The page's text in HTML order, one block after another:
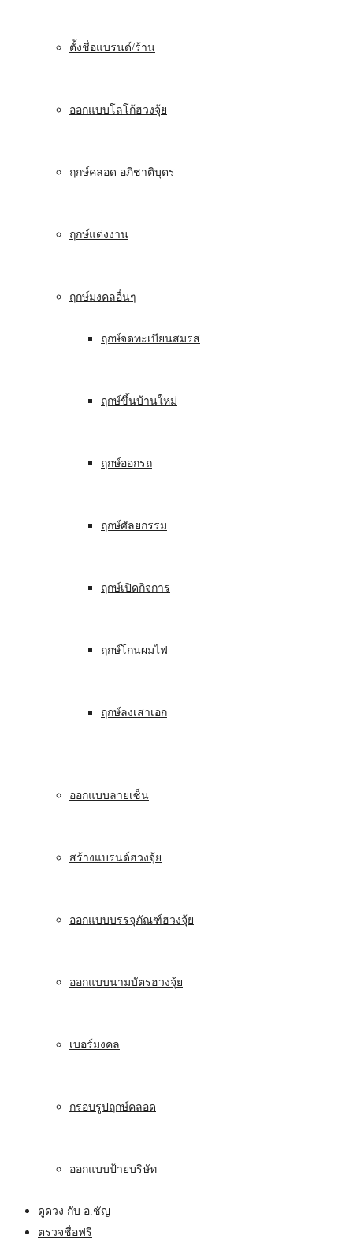
ตั้งชื่อแบรนด์/ร้าน
ออกแบบโลโก้ฮวงจุ้ย
ฤกษ์คลอด อภิชาติบุตร
ฤกษ์แต่งงาน
ฤกษ์มงคลอื่นๆ
ฤกษ์จดทะเบียนสมรส
ฤกษ์ขึ้นบ้านใหม่
ฤกษ์ออกรถ
ฤกษ์ศัลยกรรม
ฤกษ์เปิดกิจการ
ฤกษ์โกนผมไฟ
ฤกษ์ลงเสาเอก
ออกแบบลายเซ็น
สร้างแบรนด์ฮวงจุ้ย
ออกแบบบรรจุภัณฑ์ฮวงจุ้ย
ออกแบบนามบัตรฮวงจุ้ย
เบอร์มงคล
กรอบรูปฤกษ์คลอด
ออกแบบป้ายบริษัท
ดูดวง กับ อ.ชัญ
ตรวจชื่อฟรี